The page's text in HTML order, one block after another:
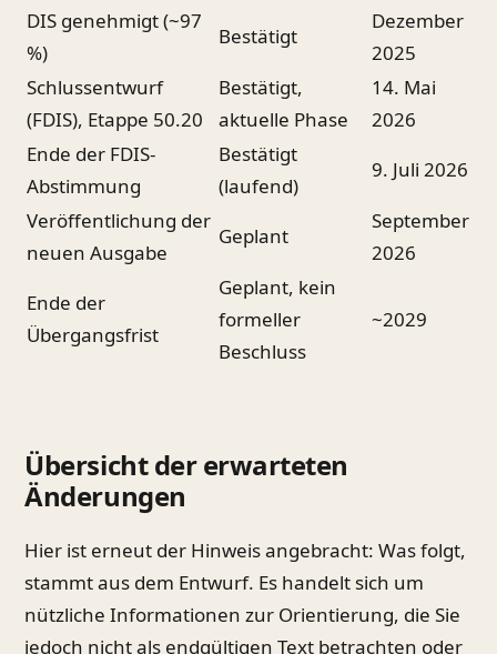
DIS genehmigt (~97
%)
Bestätigt
Dezember
2025
Schlussentwurf
(FDIS), Etappe 50.20
Bestätigt,
aktuelle Phase
14. Mai
2026
Ende der FDIS-
Abstimmung
Bestätigt
(laufend)
9. Juli 2026
Veröffentlichung der
neuen Ausgabe
Geplant
September
2026
Ende der
Übergangsfrist
Geplant, kein
formeller
Beschluss
~2029
Übersicht der erwarteten
Änderungen
Hier ist erneut der Hinweis angebracht: Was folgt,
stammt aus dem Entwurf. Es handelt sich um
nützliche Informationen zur Orientierung, die Sie
jedoch nicht als endgültigen Text betrachten oder